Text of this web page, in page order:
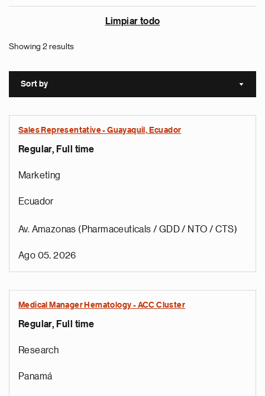
Limpiar todo
Showing 2 results
Sort by Sort
Sales Representative - Guayaquil, Ecuador
Regular, Full time
Marketing
Ecuador
Av. Amazonas (Pharmaceuticals / GDD / NTO / CTS)
Ago 05, 2026
Medical Manager Hematology - ACC Cluster
Regular, Full time
Research
Panamá